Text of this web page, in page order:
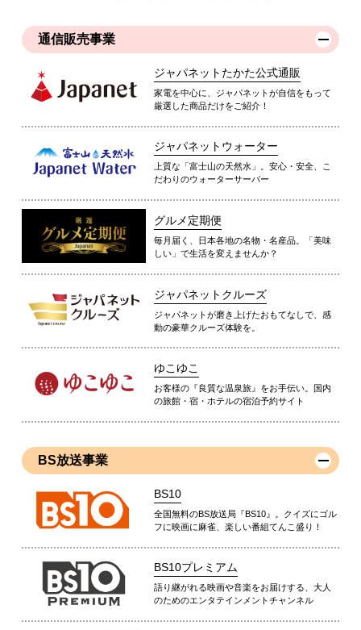
通信販売事業
ジャパネットたかた公式通販
家電を中心に、ジャパネットが自信をもって
厳選した商品だけをご紹介！
ジャパネットウォーター
上質な「富士山の天然水」。安心・安全、こ
だわりのウォーターサーバー
グルメ定期便
毎月届く、日本各地の名物・名産品。「美味
しい」で生活を変えませんか？
ジャパネットクルーズ
ジャパネットが磨き上げたおもてなしで、感
動の豪華クルーズ体験を。
ゆこゆこ
お客様の『良質な温泉旅』をお手伝い。国内
の旅館・宿・ホテルの宿泊予約サイト
BS放送事業
BS10
全国無料のBS放送局『BS10』。クイズにゴル
フに映画に麻雀、楽しい番組てんこ盛り！
BS10プレミアム
語り継がれる映画や音楽をお届けする、大人
のためのエンタテインメントチャンネル